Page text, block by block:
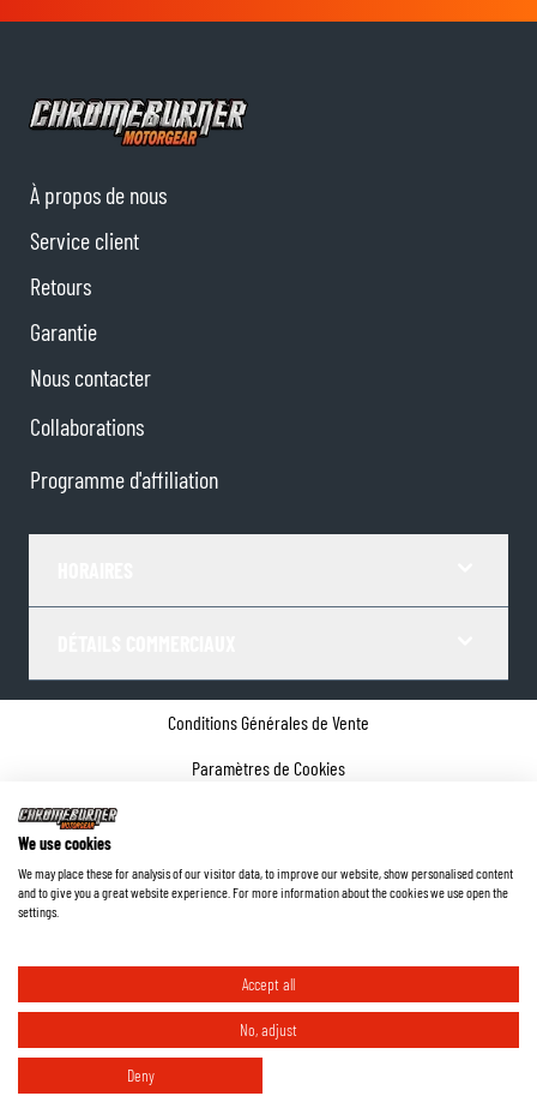
À propos de nous
Service client
Retours
Garantie
Nous contacter
Collaborations
Programme d'affiliation
Conditions Générales de Vente
Paramètres de Cookies
©2026ChromeBurner - Tous droits réservés.
We use cookies
We may place these for analysis of our visitor data, to improve our website, show personalised content
and to give you a great website experience. For more information about the cookies we use open the
settings.
Accept all
No, adjust
Deny